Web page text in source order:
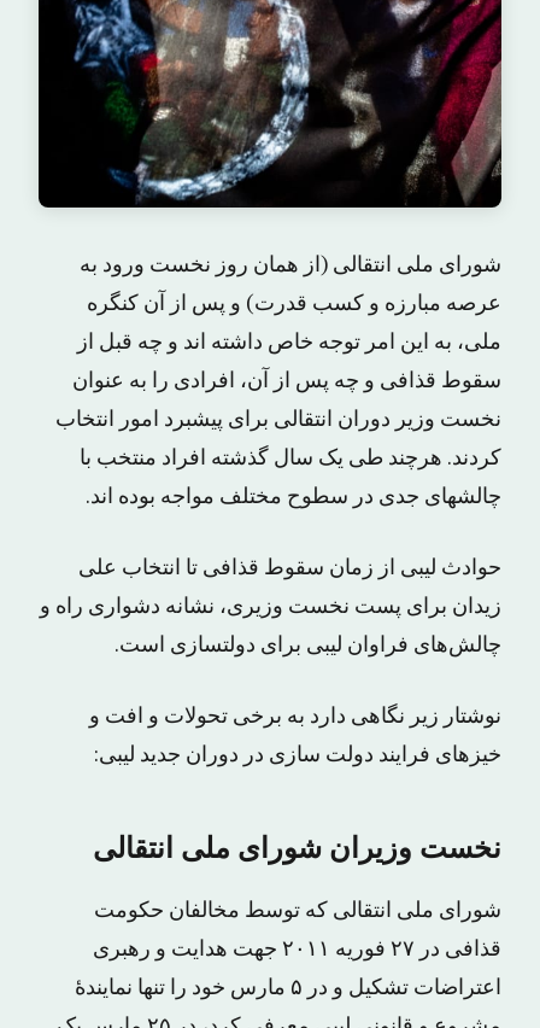
شورای ملی انتقالی (از همان روز نخست ورود به
عرصه مبارزه و کسب قدرت) و پس از آن کنگره
ملی، به این امر توجه خاص داشته اند و چه قبل از
سقوط قذافی و چه پس از آن، افرادی را به عنوان
نخست وزیر دوران انتقالی برای پیشبرد امور انتخاب
کردند. هرچند طی یک سال گذشته افراد منتخب با
چالشهای جدی در سطوح مختلف مواجه بوده اند.
حوادث لیبی از زمان سقوط قذافی تا انتخاب علی
زیدان برای پست نخست وزیری، نشانه دشواری راه و
چالش‌های فراوان لیبی برای دولت‏سازی است.
نوشتار زیر نگاهی دارد به برخی تحولات و افت و
خیزهای فرایند دولت سازی در دوران جدید لیبی:
نخست وزیران شورای ملی انتقالی
شورای ملی انتقالی که توسط مخالفان حکومت
قذافی در ۲۷ فوریه ۲۰۱۱ جهت هدایت و رهبری
اعتراضات تشکیل و در ۵ مارس خود را تنها نمایندهٔ